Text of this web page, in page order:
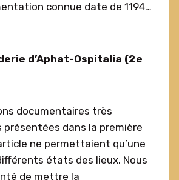
connue date de 1194…
d’Aphat-Ospitalia (2e
documentaires très
dans la première
ne permettaient qu’une
états des lieux. Nous
de mettre la